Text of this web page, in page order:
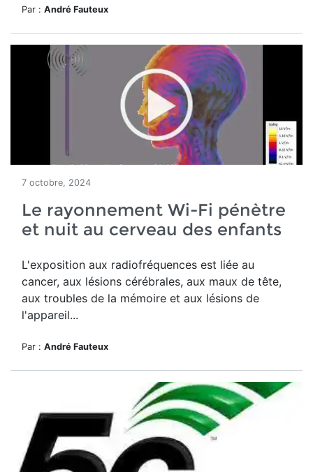
Par : André Fauteux
7 octobre, 2024
Le rayonnement Wi-Fi pénètre
et nuit au cerveau des enfants
L'exposition aux radiofréquences est liée au
cancer, aux lésions cérébrales, aux maux de tête,
aux troubles de la mémoire et aux lésions de
l'appareil...
Par : André Fauteux